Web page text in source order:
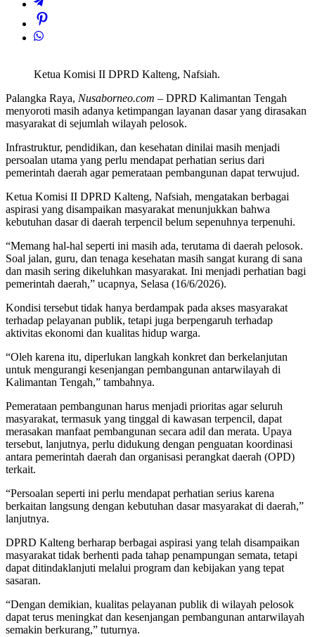
Ketua Komisi II DPRD Kalteng, Nafsiah.
Palangka Raya, Nusaborneo.com – DPRD Kalimantan Tengah
menyoroti masih adanya ketimpangan layanan dasar yang dirasakan
masyarakat di sejumlah wilayah pelosok.
Infrastruktur, pendidikan, dan kesehatan dinilai masih menjadi
persoalan utama yang perlu mendapat perhatian serius dari
pemerintah daerah agar pemerataan pembangunan dapat terwujud.
Ketua Komisi II DPRD Kalteng, Nafsiah, mengatakan berbagai
aspirasi yang disampaikan masyarakat menunjukkan bahwa
kebutuhan dasar di daerah terpencil belum sepenuhnya terpenuhi.
“Memang hal-hal seperti ini masih ada, terutama di daerah pelosok.
Soal jalan, guru, dan tenaga kesehatan masih sangat kurang di sana
dan masih sering dikeluhkan masyarakat. Ini menjadi perhatian bagi
pemerintah daerah,” ucapnya, Selasa (16/6/2026).
Kondisi tersebut tidak hanya berdampak pada akses masyarakat
terhadap pelayanan publik, tetapi juga berpengaruh terhadap
aktivitas ekonomi dan kualitas hidup warga.
“Oleh karena itu, diperlukan langkah konkret dan berkelanjutan
untuk mengurangi kesenjangan pembangunan antarwilayah di
Kalimantan Tengah,” tambahnya.
Pemerataan pembangunan harus menjadi prioritas agar seluruh
masyarakat, termasuk yang tinggal di kawasan terpencil, dapat
merasakan manfaat pembangunan secara adil dan merata. Upaya
tersebut, lanjutnya, perlu didukung dengan penguatan koordinasi
antara pemerintah daerah dan organisasi perangkat daerah (OPD)
terkait.
“Persoalan seperti ini perlu mendapat perhatian serius karena
berkaitan langsung dengan kebutuhan dasar masyarakat di daerah,”
lanjutnya.
DPRD Kalteng berharap berbagai aspirasi yang telah disampaikan
masyarakat tidak berhenti pada tahap penampungan semata, tetapi
dapat ditindaklanjuti melalui program dan kebijakan yang tepat
sasaran.
“Dengan demikian, kualitas pelayanan publik di wilayah pelosok
dapat terus meningkat dan kesenjangan pembangunan antarwilayah
semakin berkurang,” tuturnya.